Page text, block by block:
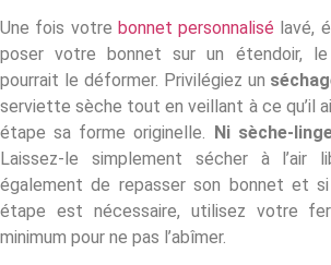
Une fois votre bonnet personnalisé lavé,
poser votre bonnet sur un étendoir, le
pourrait le déformer. Privilégiez un
serviette sèche tout en veillant à ce qu’il
étape sa forme originelle.
Ni sèche-
Laissez-le simplement sécher à l’air
également de repasser son bonnet et
étape est nécessaire, utilisez votre
minimum pour ne pas l’abîmer.